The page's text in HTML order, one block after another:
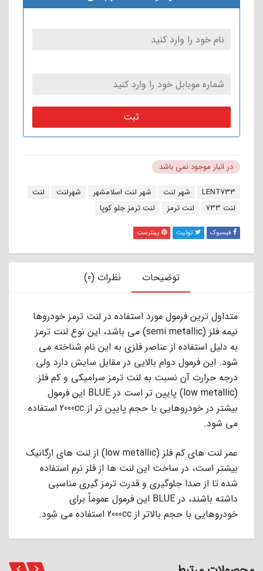
ثبت
در انبار موجود نمی باشد
برچسب:
LENT733 شهر لنت شهر لنت اسلامشهر شهرلنت
لنت
لنت 733
لنت ترمز لنت ترمز جلو کوپا
فیسبوک توئیت پینترست
توضیحات نظرات (0)
ﻣﺘﺪاول ﺗﺮﯾﻦ ﻓﺮﻣﻮل ﻣﻮرد اﺳﺘﻔﺎده در ﻟﻨﺖ ﺗﺮﻣﺰ ﺧﻮدروﻫﺎ
ﻧﯿﻤﻪ ﻓﻠﺰ (semi metallic) ﻣﻰ ﺑﺎﺷﺪ، اﯾﻦ ﻧﻮع ﻟﻨﺖ ﺗﺮﻣﺰ
ﺑﻪ دﻟﯿﻞ اﺳﺘﻔﺎده از ﻋﻨﺎﺻﺮ ﻓﻠﺰى ﺑﻪ اﯾﻦ ﻧﺎم ﺷﻨﺎﺧﺘﻪ ﻣﻰ
ﺷﻮد. اﯾﻦ ﻓﺮﻣﻮل دوام ﺑﺎﻻﯾﻰ در ﻣﻘﺎﺑﻞ ﺳﺎﯾﺶ دارد وﻟﻰ
درﺟﻪ ﺣﺮارت آن ﻧﺴﺒﺖ ﺑﻪ ﻟﻨﺖ ﺗﺮﻣﺰ ﺳﺮاﻣﯿﮑﻰ و ﮐﻢ ﻓﻠﺰ
(low metallic) ﭘﺎﯾﯿﻦ ﺗﺮ اﺳﺖ در BLUE اﯾﻦ ﻓﺮﻣﻮل
ﺑﯿﺸﺘﺮ در ﺧﻮدروﻫﺎﯾﻰ ﺑﺎ ﺣﺠﻢ ﭘﺎﯾﯿﻦ ﺗﺮ از 2000cc اﺳﺘﻔﺎده
ﻣﻰ ﺷﻮد.
عمر ﻟﻨﺖ ﻫﺎى ﮐﻢ ﻓﻠﺰ (low metallic) از ﻟﻨﺖ ﻫﺎى ارﮔﺎﻧﯿﮏ
ﺑﯿﺸﺘﺮ اﺳﺖ، در ﺳﺎﺧﺖ اﯾﻦ ﻟﻨﺖ ﻫﺎ از ﻓﻠﺰ ﻧﺮم اﺳﺘﻔﺎده
ﺷﺪه ﺗﺎ از ﺻﺪا ﺟﻠﻮﮔﯿﺮى و ﻗﺪرت ﺗﺮﻣﺰ ﮔﯿﺮى ﻣﻨﺎﺳﺒﻰ
داﺷﺘﻪ ﺑﺎﺷﻨﺪ، در BLUE اﯾﻦ ﻓﺮﻣﻮل ﻋﻤﻮﻣﺎً ﺑﺮاى
ﺧﻮدروﻫﺎﯾﻰ ﺑﺎ ﺣﺠﻢ ﺑﺎﻻﺗﺮ از 2000cc اﺳﺘﻔﺎده ﻣﻰ ﺷﻮد.